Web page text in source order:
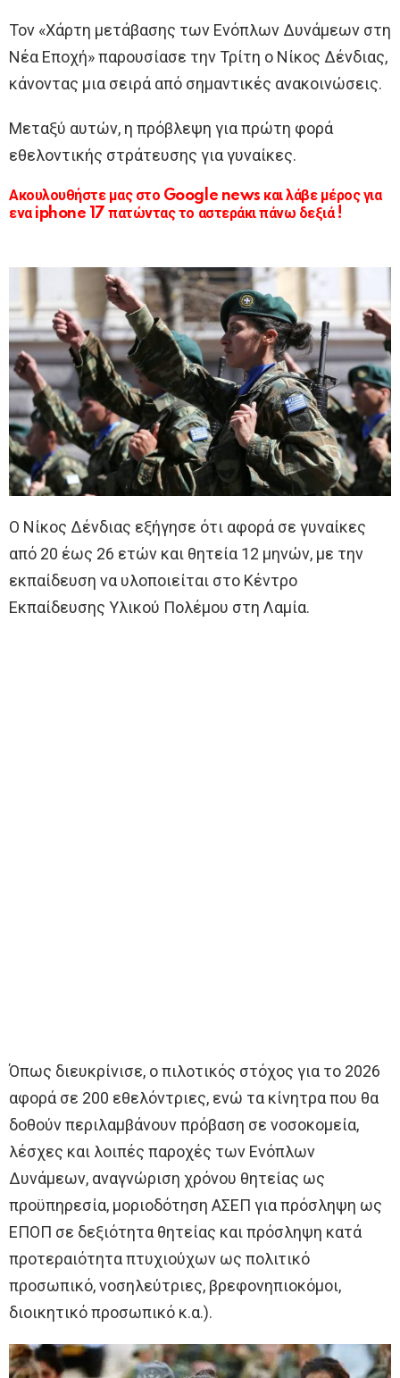
Τον «Χάρτη μετάβασης των Ενόπλων Δυνάμεων στη
Νέα Εποχή» παρουσίασε την Τρίτη ο Νίκος Δένδιας,
κάνοντας μια σειρά από σημαντικές ανακοινώσεις.
Μεταξύ αυτών, η πρόβλεψη για πρώτη φορά
εθελοντικής στράτευσης για γυναίκες.
Ακουλουθήστε μας στο Google news και λάβε μέρος για
ενα iphone 17 πατώντας το αστεράκι πάνω δεξιά !
Ο Νίκος Δένδιας εξήγησε ότι αφορά σε γυναίκες
από 20 έως 26 ετών και θητεία 12 μηνών, με την
εκπαίδευση να υλοποιείται στο Κέντρο
Εκπαίδευσης Υλικού Πολέμου στη Λαμία.
Όπως διευκρίνισε, ο πιλοτικός στόχος για το 2026
αφορά σε 200 εθελόντριες, ενώ τα κίνητρα που θα
δοθούν περιλαμβάνουν πρόβαση σε νοσοκομεία,
λέσχες και λοιπές παροχές των Ενόπλων
Δυνάμεων, αναγνώριση χρόνου θητείας ως
προϋπηρεσία, μοριοδότηση ΑΣΕΠ για πρόσληψη ως
ΕΠΟΠ σε δεξιότητα θητείας και πρόσληψη κατά
προτεραιότητα πτυχιούχων ως πολιτικό
προσωπικό, νοσηλεύτριες, βρεφονηπιοκόμοι,
διοικητικό προσωπικό κ.α.).